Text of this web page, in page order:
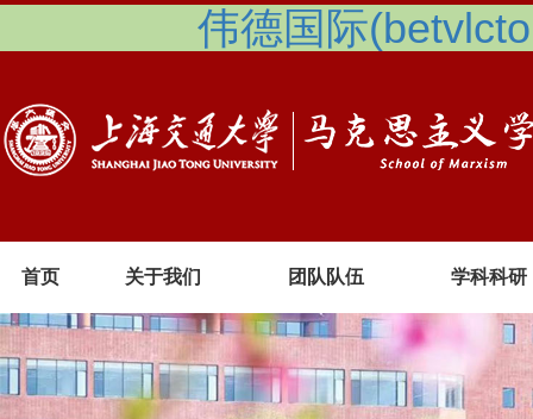
伟德国际
首页 关于我们 团队队伍 学科科研